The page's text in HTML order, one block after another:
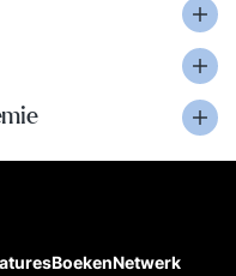
BoekenNetwerk